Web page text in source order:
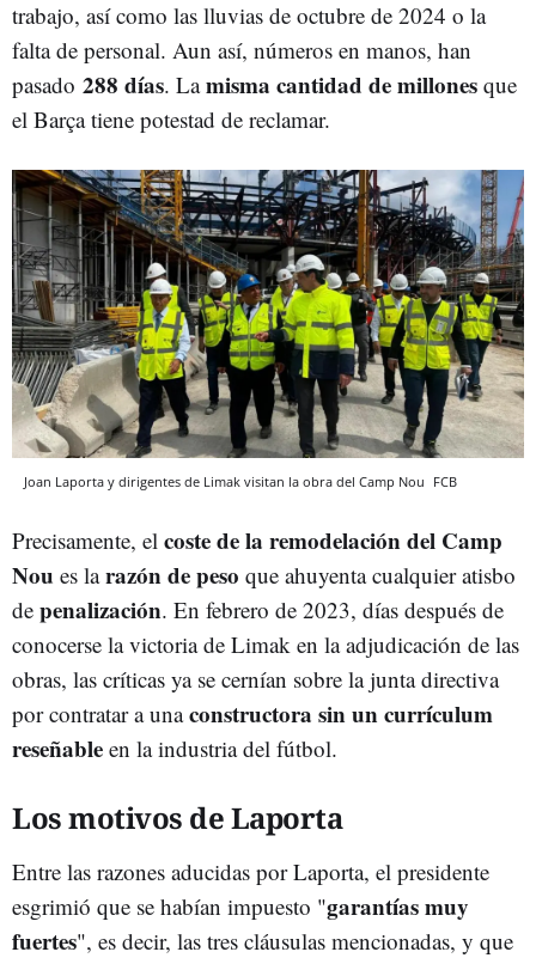
trabajo, así como las lluvias de octubre de 2024 o la
falta de personal. Aun así, números en manos, han
pasado 288 días. Lamisma cantidad de millones que
el Barça tiene potestad de reclamar.
Joan Laporta y dirigentes de Limak visitan la obra del Camp Nou FCB
Precisamente, el coste de la remodelación del Camp
Nou es larazón de peso que ahuyenta cualquier atisbo
de penalización. En febrero de 2023, días después de
conocerse la victoria de Limak en la adjudicación de las
obras, las críticas ya se cernían sobre la junta directiva
por contratar a unaconstructora sin un currículum
reseñable en la industria del fútbol.
Los motivos de Laporta
Entre las razones aducidas por Laporta, el presidente
esgrimió que se habían impuesto "garantías muy
fuertes", es decir, las tres cláusulas mencionadas, y que